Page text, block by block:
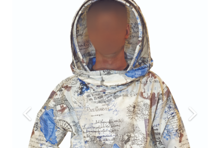
Доставка і оплата